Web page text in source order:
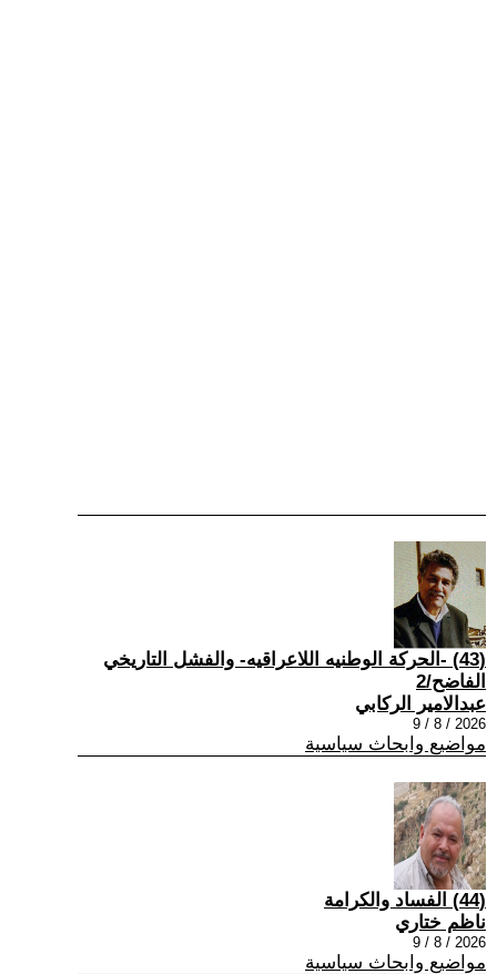
(43) -الحركة الوطنيه اللاعراقيه- والفشل التاريخي
الفاضح/2
عبدالامير الركابي
2026 / 8 / 9
مواضيع وابحاث سياسية
(44) الفساد والكرامة
ناظم ختاري
2026 / 8 / 9
مواضيع وابحاث سياسية